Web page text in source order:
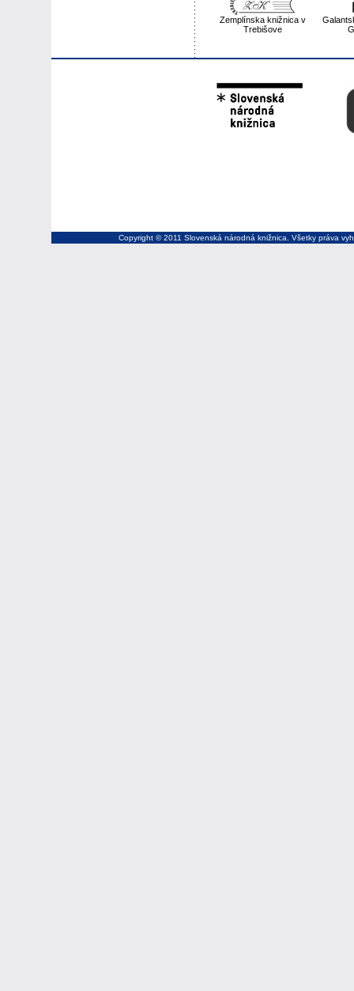
Zemplínska knižnica v
Trebišove
Copyright © 2011 Slovenská národná knižnica. Všetky práva